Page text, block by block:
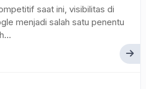
saat ini, visibilitas di
menjadi salah satu penentu